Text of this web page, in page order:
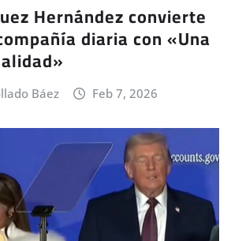
Hernández convierte
diaria con «Una
Báez Feb 7, 2026